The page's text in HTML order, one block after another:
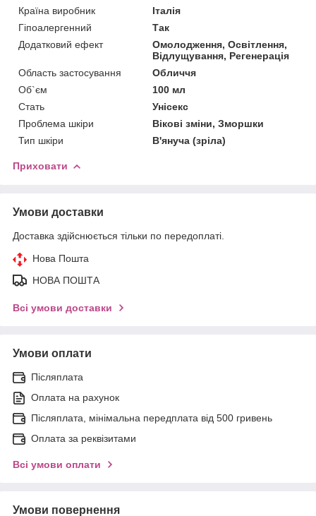
Країна виробник
Італія
Гіпоалергенний
Так
Додатковий ефект
Омолодження, Освітлення,
Відлущування, Регенерація
Область застосування
Обличчя
Об`єм
100 мл
Стать
Унісекс
Проблема шкіри
Вікові зміни, Зморшки
Тип шкіри
В'януча (зріла)
Приховати
Умови доставки
Доставка здійснюється тільки по передоплаті.
Нова Пошта
НОВА ПОШТА
Всі умови доставки
Умови оплати
Післяплата
Оплата на рахунок
Післяплата, мінімальна передплата від 500 гривень
Оплата за реквізитами
Всі умови оплати
Умови повернення